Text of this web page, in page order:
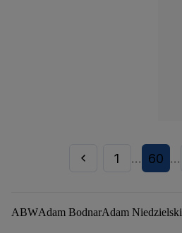
1 ... 60 ...
ABWAdam BodnarAdam Niedzielski